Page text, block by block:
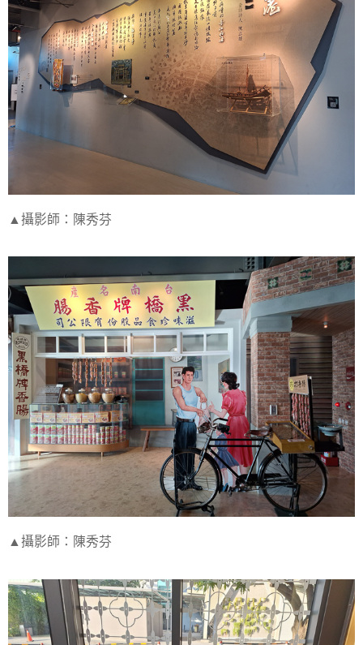
▲攝影師：陳秀芬
▲攝影師：陳秀芬